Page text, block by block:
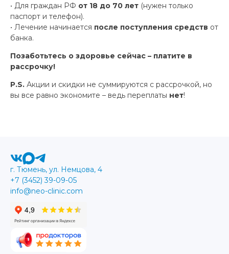
• Для граждан РФ от 18 до 70 лет (нужен только
паспорт и телефон).
• Лечение начинается после поступления средств от
банка.
Позаботьтесь о здоровье сейчас – платите в
рассрочку!
P.S. Акции и скидки не суммируются с рассрочкой, но
вы все равно экономите – ведь переплаты нет!
г. Тюмень, ул. Немцова, 4
+7 (3452) 39-09-05
info@neo-clinic.com